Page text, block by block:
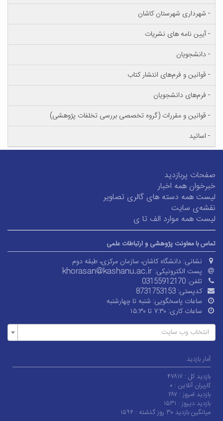
- شهرداری شهرستان کاشان
- آیین نامه های نشریات
- دانشجویان
- قوانین و فرم‌های انتشار کتاب
- فرم‌های دانشجویان
- قوانین و مقررات (گروه تخصصی بررسی تخلفات پژوهشی)
- اساتید
صفحات پربازدید
خبرخوان همه اخبار
لیست همه دسته های گالری تصاویر
نقشه‌ی سایت
لیست همه موارد الف تا ی
تماس با معاونت پژوهشی و ارتباطات علمی
نشانی: دانشگاه کاشان، سازمان مرکزی، طبقه دوم
پست الکترونیکی:
تلفن: 03155912170
کدپستی: 8731753153
ساعات پاسخگویی: شنبه تا چهارشنبه
ساعات کاری: ۷:۳۰ تا ۱۵:۳۰
انتخاب وب سایت
آمار بازدید
بازدید کل : ۴۷۸۱۷
کاربران آنلاین : ۰
بازدید امروز : ۲۸۷
بازدید دیروز : ۱۵۳۱
میانگین بازدید ۳۰ روز گذشته :
۱۵۹۴